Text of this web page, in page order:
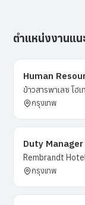
ตำแหน่งงานแน
Human
ข้าวสารพาเลซ โฮ
กรุงเทพ
Duty Manager
Rembrandt
กรุงเทพ